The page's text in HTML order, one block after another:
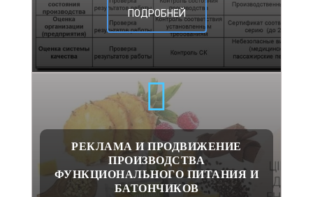
ПОДРОБНЕЙ
РЕКЛАМА И ПРОДВИЖЕНИЕ
ПРОИЗВОДСТВА
ФУНКЦИОНАЛЬНОГО ПИТАНИЯ И
БАТОНЧИКОВ